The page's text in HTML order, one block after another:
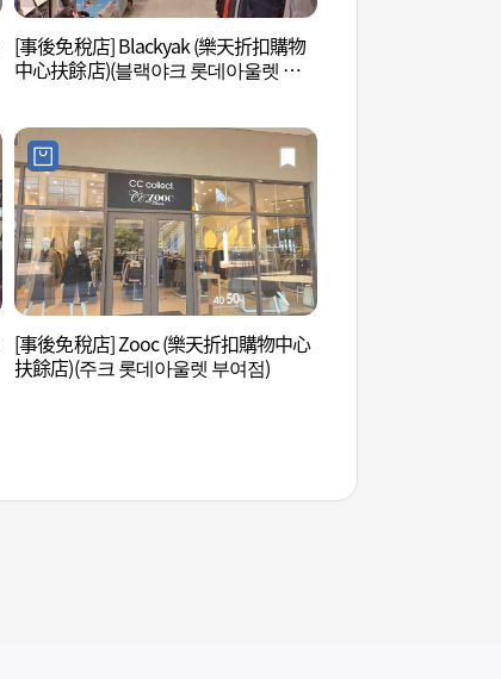
[事後免稅店] Blackyak (樂天折扣購物
中心扶餘店)(블랙야크 롯데아울렛 부
[事後免稅店] Zooc (樂天折扣購物中心
扶餘店)(주크 롯데아울렛 부여점)